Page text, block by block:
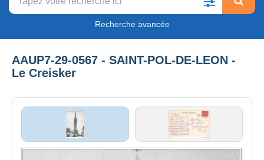
Recherche avancée
AAUP7-29-0567 - SAINT-POL-DE-LEON -
Le Creisker